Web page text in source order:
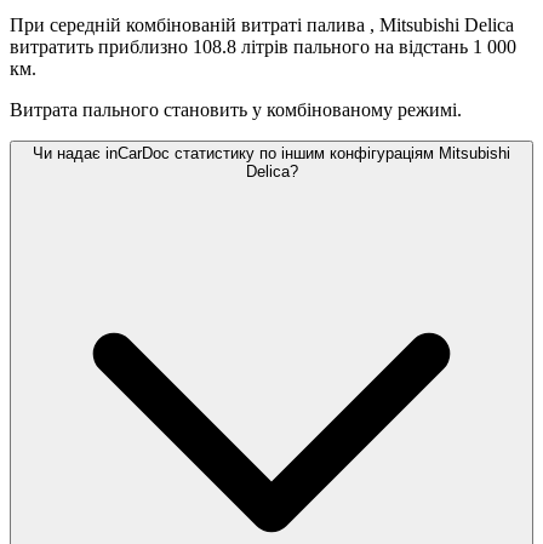
При середній комбінованій витраті палива , Mitsubishi Delica
витратить приблизно 108.8 літрів пального на відстань 1 000
км.
Витрата пального становить у комбінованому режимі.
Чи надає inCarDoc статистику по іншим конфігураціям Mitsubishi
Delica?